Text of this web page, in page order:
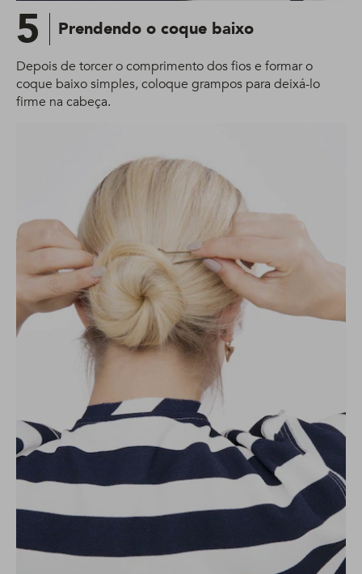
5 Prendendo o coque baixo
Depois de torcer o comprimento dos fios e formar o
coque baixo simples, coloque grampos para deixá-lo
firme na cabeça.